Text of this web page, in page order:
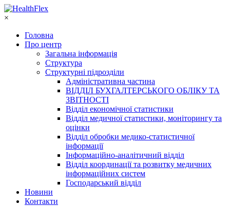
×
Головна
Про центр
Загальна інформація
Структура
Структурні підрозділи
Адміністративна частина
ВІДДІЛ БУХГАЛТЕРСЬКОГО ОБЛІКУ ТА
ЗВІТНОСТІ
Відділ економічної статистики
Відділ медичної статистики, моніторингу та
оцінки
Відділ обробки медико-статистичної
інформації
Інформаційно-аналітичний відділ
Відділ координації та розвитку медичних
інформаційних систем
Господарський відділ
Новини
Контакти